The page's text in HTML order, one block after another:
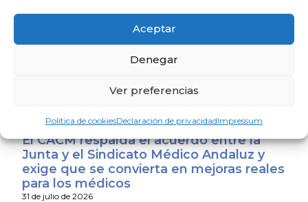
Aceptar
Denegar
Ver preferencias
Política de cookiesDeclaración de privacidadImpressum
El Colegio de Médicos de Huelva y
Fundación Madre Coraje unen fuerzas
para promover una sociedad más
El CACM respalda el acuerdo entre la
Junta y el Sindicato Médico Andaluz y
exige que se convierta en mejoras reales
para los médicos
31 de julio de 2026